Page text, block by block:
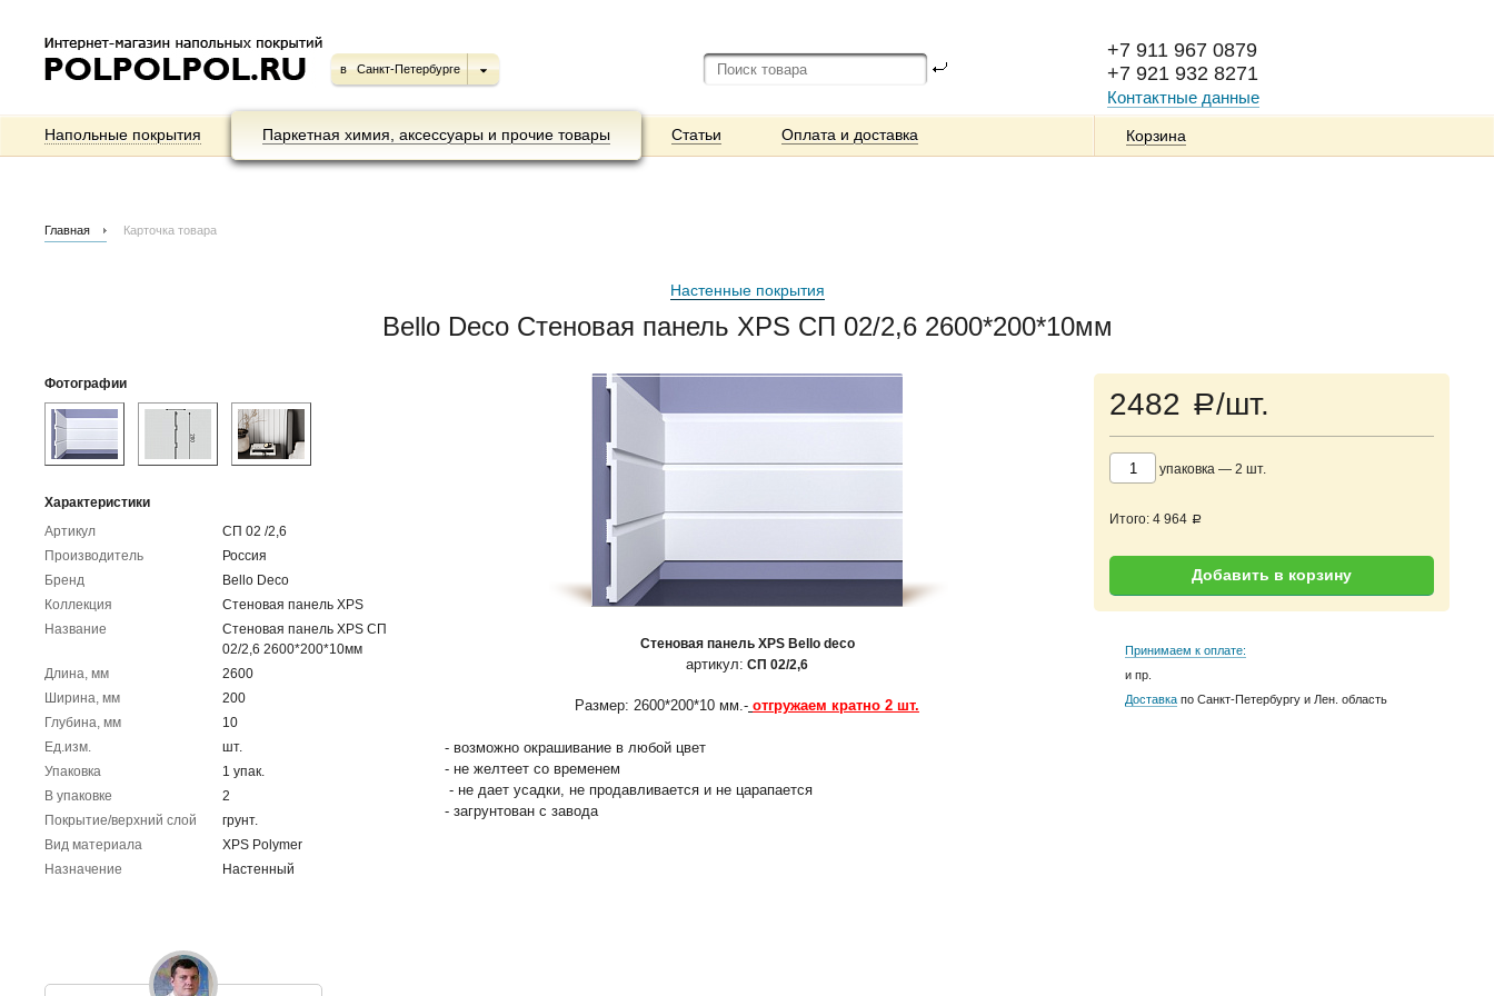
в Санкт-Петербурге
+7 911 967 0879
+7 921 932 8271
Контактные данные
Напольные покрытия Паркетная химия, аксессуары и прочие товары Статьи Оплата и доставка Корзина
Главная Карточка товара
Настенные покрытия
Bello Deco Стеновая панель XPS СП 02/2,6 2600*200*10мм
Фотографии
Характеристики
Артикул
СП 02 /2,6
Производитель
Россия
Бренд
Bello Deco
Коллекция
Стеновая панель XPS
Название
Стеновая панель XPS СП
02/2,6 2600*200*10мм
Длина, мм
2600
Ширина, мм
200
Глубина, мм
10
Ед.изм.
шт.
Упаковка
1 упак.
В упаковке
2
Покрытие/верхний слой
грунт.
Вид материала
XPS Polymer
Назначение
Настенный
2482 a/шт.
упаковка — 2 шт.
Итого: 4 964 a
Добавить в корзину
Принимаем к оплате:
и пр.
Доставка по Санкт-Петербургу и Лен. область
Стеновая панель XPS Bello deco
артикул: СП 02/2,6
Размер: 2600*200*10 мм.- отгружаем кратно 2 шт.
- возможно окрашивание в любой цвет
- не желтеет со временем
- не дает усадки, не продавливается и не царапается
- загрунтован с завода